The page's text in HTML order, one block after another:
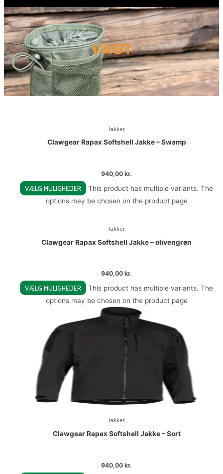
VAGT
Jakker
Clawgear Rapax Softshell Jakke – Swamp
940,00 kr.
VÆLG MULIGHEDER
This product has multiple variants. The
options may be chosen on the product page
Jakker
Clawgear Rapax Softshell Jakke – olivengrøn
940,00 kr.
VÆLG MULIGHEDER
This product has multiple variants. The
options may be chosen on the product page
Jakker
Clawgear Rapax Softshell Jakke – Sort
940,00 kr.